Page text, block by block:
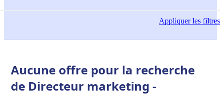
Appliquerles filtres
Aucune offre pour la recherche
de Directeur marketing -